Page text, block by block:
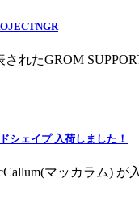
れたGROM
シェイプ 入荷しました！
マッカラム)